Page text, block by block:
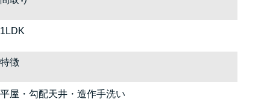
1LDK
特徴
平屋・勾配天井・造作手洗い